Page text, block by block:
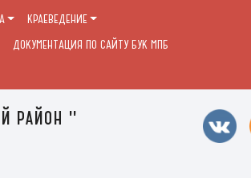
район "
КРАЕВЕДЕНИЕ
ДОКУМЕНТАЦИЯ ПО САЙТУ БУК МПБ